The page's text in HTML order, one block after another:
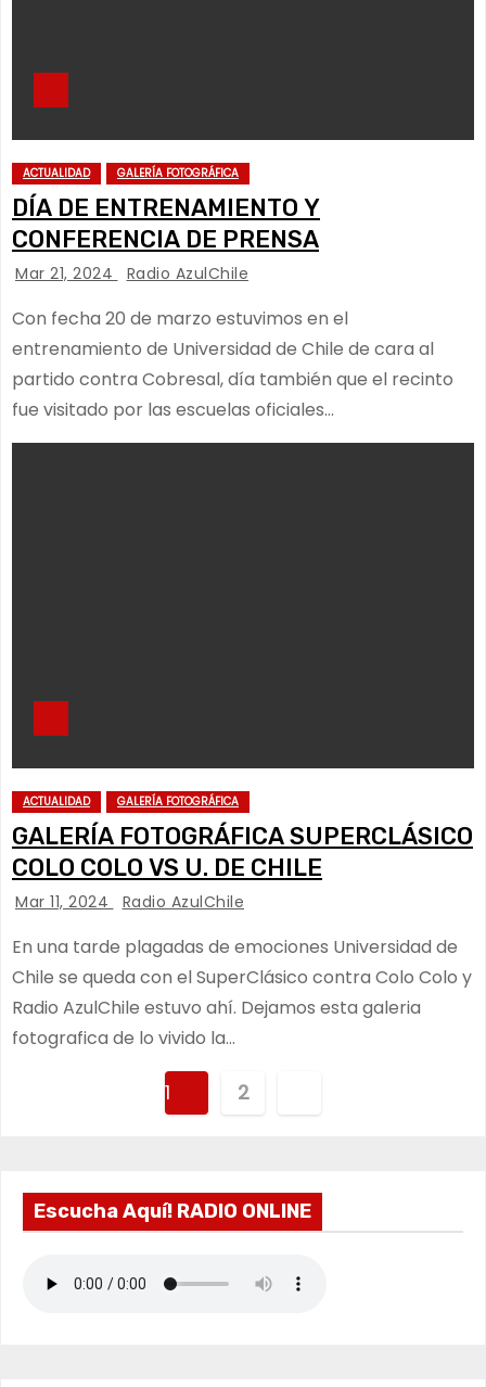
ACTUALIDAD GALERÍA FOTOGRÁFICA
DÍA DE ENTRENAMIENTO Y
CONFERENCIA DE PRENSA
Mar 21, 2024 Radio AzulChile
Con fecha 20 de marzo estuvimos en el
entrenamiento de Universidad de Chile de cara al
partido contra Cobresal, día también que el recinto
fue visitado por las escuelas oficiales…
ACTUALIDAD GALERÍA FOTOGRÁFICA
GALERÍA FOTOGRÁFICA SUPERCLÁSICO
COLO COLO VS U. DE CHILE
Mar 11, 2024 Radio AzulChile
En una tarde plagadas de emociones Universidad de
Chile se queda con el SuperClásico contra Colo Colo y
Radio AzulChile estuvo ahí. Dejamos esta galeria
fotografica de lo vivido la…
g
1 2
Escucha Aquí! RADIO ONLINE